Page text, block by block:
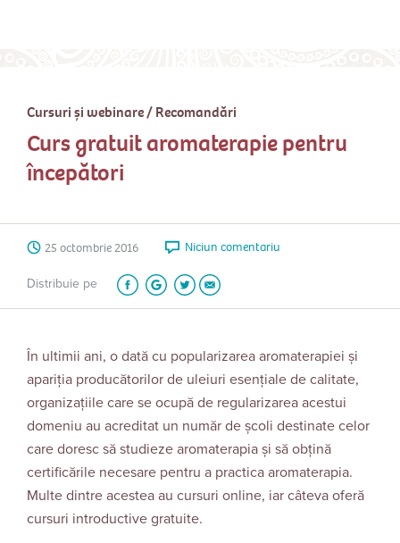
Cursuri și webinare/Recomandări
Curs gratuit aromaterapie pentru
începători
25 octombrie 2016 Niciun comentariu
Distribuie pe
În ultimii ani, o dată cu popularizarea aromaterapiei și
apariția producătorilor de uleiuri esențiale de calitate,
organizațiile care se ocupă de regularizarea acestui
domeniu au acreditat un număr de școli destinate celor
care doresc să studieze aromaterapia și să obțină
certificările necesare pentru a practica aromaterapia.
Multe dintre acestea au cursuri online, iar câteva oferă
cursuri introductive gratuite.